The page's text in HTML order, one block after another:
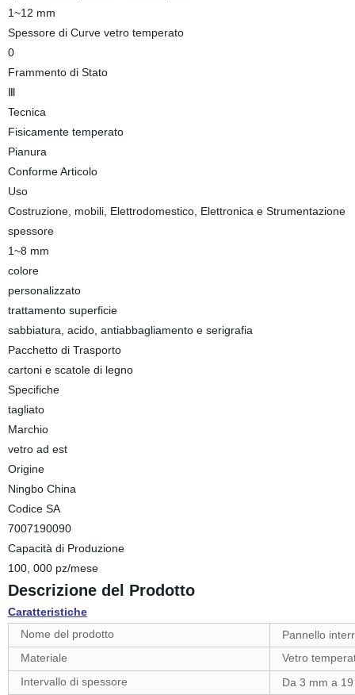
1~12 mm
Spessore di Curve vetro temperato
0
Frammento di Stato
Ⅲ
Tecnica
Fisicamente temperato
Pianura
Conforme Articolo
Uso
Costruzione, mobili, Elettrodomestico, Elettronica e Strumentazione
spessore
1~8 mm
colore
personalizzato
trattamento superficie
sabbiatura, acido, antiabbagliamento e serigrafia
Pacchetto di Trasporto
cartoni e scatole di legno
Specifiche
tagliato
Marchio
vetro ad est
Origine
Ningbo China
Codice SA
7007190090
Capacità di Produzione
100, 000 pz/mese
Descrizione del Prodotto
Caratteristiche
Nome del prodotto
Pannello
Materiale
Vetro
Intervallo di spessore
Da 3 mm a